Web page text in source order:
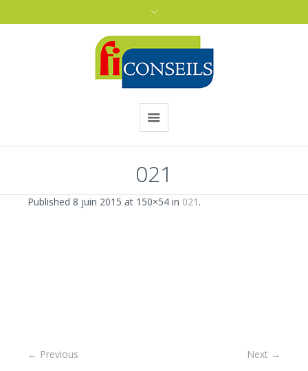
021
Published 8 juin 2015 at 150×54 in 021 .
← Previous Next →